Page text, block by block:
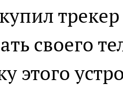
своего
этого